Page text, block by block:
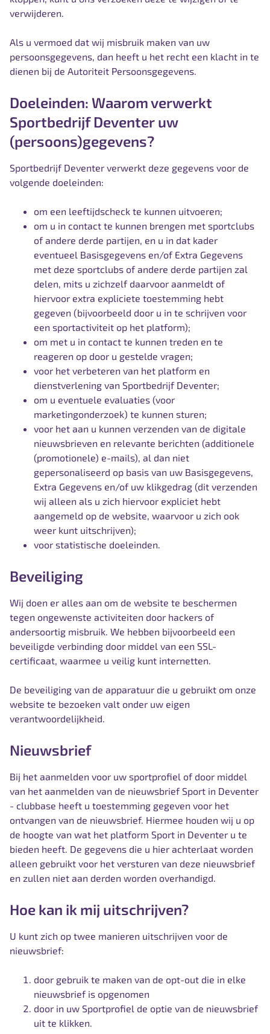
verwijderen.
Als u vermoed dat wij misbruik maken van uw
persoonsgegevens, dan heeft u het recht een klacht in te
dienen bij de Autoriteit Persoonsgegevens.
Doeleinden: Waarom verwerkt
Sportbedrijf Deventer uw
(persoons)gegevens?
Sportbedrijf Deventer verwerkt deze gegevens voor de
volgende doeleinden:
om een leeftijdscheck te kunnen uitvoeren;
om u in contact te kunnen brengen met sportclubs
of andere derde partijen, en u in dat kader
eventueel Basisgegevens en/of Extra Gegevens
met deze sportclubs of andere derde partijen zal
delen, mits u zichzelf daarvoor aanmeldt of
hiervoor extra expliciete toestemming hebt
gegeven (bijvoorbeeld door u in te schrijven voor
een sportactiviteit op het platform);
om met u in contact te kunnen treden en te
reageren op door u gestelde vragen;
voor het verbeteren van het platform en
dienstverlening van Sportbedrijf Deventer;
om u eventuele evaluaties (voor
marketingonderzoek) te kunnen sturen;
voor het aan u kunnen verzenden van de digitale
nieuwsbrieven en relevante berichten (additionele
(promotionele) e-mails), al dan niet
gepersonaliseerd op basis van uw Basisgegevens,
Extra Gegevens en/of uw klikgedrag (dit verzenden
wij alleen als u zich hiervoor expliciet hebt
aangemeld op de website, waarvoor u zich ook
weer kunt uitschrijven);
voor statistische doeleinden.
Beveiliging
Wij doen er alles aan om de website te beschermen
tegen ongewenste activiteiten door hackers of
andersoortig misbruik. We hebben bijvoorbeeld een
beveiligde verbinding door middel van een SSL-
certificaat, waarmee u veilig kunt internetten.
De beveiliging van de apparatuur die u gebruikt om onze
website te bezoeken valt onder uw eigen
verantwoordelijkheid.
Nieuwsbrief
Bij het aanmelden voor uw sportprofiel of door middel
van het aanmelden van de nieuwsbrief Sport in Deventer
- clubbase heeft u toestemming gegeven voor het
ontvangen van de nieuwsbrief. Hiermee houden wij u op
de hoogte van wat het platform Sport in Deventer u te
bieden heeft. De gegevens die u hier achterlaat worden
alleen gebruikt voor het versturen van deze nieuwsbrief
en zullen niet aan derden worden overhandigd.
Hoe kan ik mij uitschrijven?
U kunt zich op twee manieren uitschrijven voor de
nieuwsbrief:
door gebruik te maken van de opt-out die in elke
nieuwsbrief is opgenomen
door in uw Sportprofiel de optie van de nieuwsbrief
uit te klikken.